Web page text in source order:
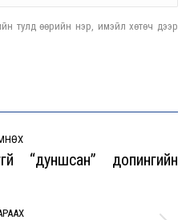
тулд өөрийн нэр, имэйл хөтөч дээр
Previous
“дуншсан” допингийн